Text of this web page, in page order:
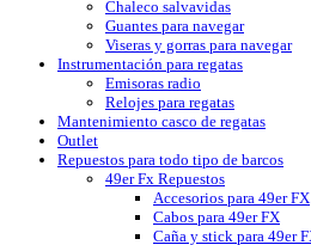
Chaleco salvavidas
Guantes para navegar
Viseras y gorras para navegar
Instrumentación para regatas
Emisoras radio
Relojes para regatas
Mantenimiento casco de regatas
Outlet
Repuestos para todo tipo de barcos
49er Fx Repuestos
Accesorios para 49er FX
Cabos para 49er FX
Caña y stick para 49er